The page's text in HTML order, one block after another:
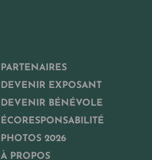
PARTENAIRES
DEVENIR EXPOSANT
DEVENIR BÉNÉVOLE
ÉCORESPONSABILITÉ
PHOTOS 2026
À PROPOS